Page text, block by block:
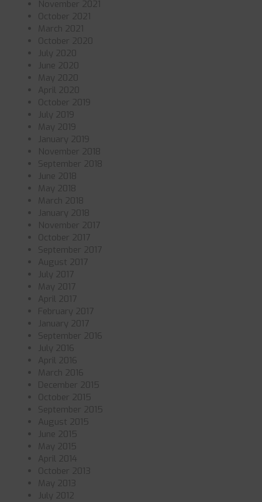
November 2021
October 2021
March 2021
October 2020
July 2020
June 2020
May 2020
April 2020
October 2019
July 2019
May 2019
January 2019
November 2018
September 2018
June 2018
May 2018
March 2018
January 2018
November 2017
October 2017
September 2017
August 2017
July 2017
May 2017
April 2017
February 2017
January 2017
September 2016
July 2016
April 2016
March 2016
December 2015
October 2015
September 2015
August 2015
June 2015
May 2015
April 2014
October 2013
May 2013
July 2012